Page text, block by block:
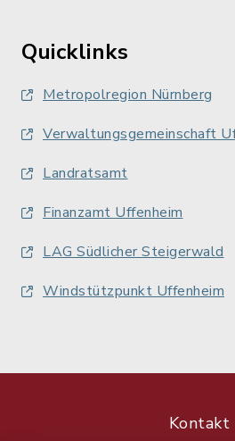
Quicklinks
Metropolregion Nürnberg
Verwaltungsgemeinschaft
Landratsamt
Finanzamt Uffenheim
LAG Südlicher Steigerwald
Windstützpunkt Uffenheim
Kontakt